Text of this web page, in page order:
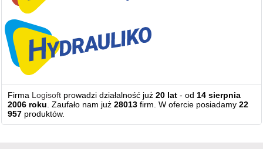
Firma Logisoft prowadzi działalność już20 lat - od 14 sierpnia
2006 roku . Zaufało nam już28013 firm. W ofercie posiadamy22
957 produktów.